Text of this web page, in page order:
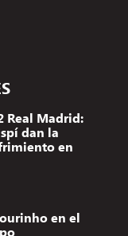
Real Madrid:
dan la
en
en el